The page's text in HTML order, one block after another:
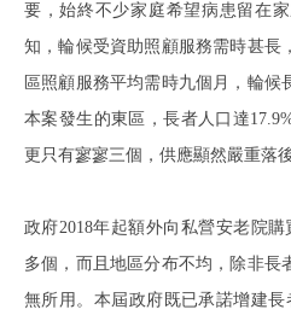
要，始終不少家庭希望病患留在
知，輪候受資助照顧服務需時甚長
區照顧服務平均需時九個月，輪候
本案發生的東區，長者人口達
更只有寥寥三個，供應顯然嚴重落後
政府2018年起額外向私營安老院
多個，而且地區分布不均，除非長
無所用。本屆政府既已承諾增建